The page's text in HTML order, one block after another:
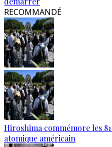
RECOMMANDÉ
Hiroshima commémore les
atomique américain